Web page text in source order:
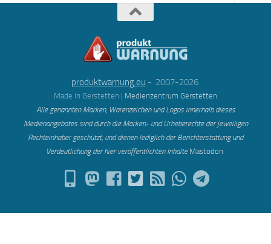
produktwarnung.eu - 2007-2026
Made in Gerstetten | Medienzentrum Gerstetten
Alle genannten Marken, Warenzeichen und Logos innerhalb dieses
Medienangebotes sind durch die Marken- und Urheberechte der jeweiligen
Rechteinhaber geschützt, und dienen lediglich der Berichterstattung und
Verdeutlichung der hier veröffentlichten Inhalte Mastodon